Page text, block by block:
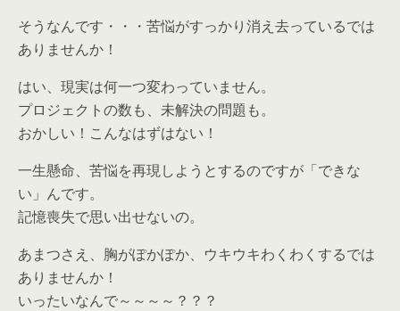
そうなんです・・・苦悩がすっかり消え去っているでは
ありませんか！
はい、現実は何一つ変わっていません。
プロジェクトの数も、未解決の問題も。
おかしい！こんなはずはない！
一生懸命、苦悩を再現しようとするのですが「できな
い」んです。
記憶喪失で思い出せないの。
あまつさえ、胸がぽかぽか、ウキウキわくわくするでは
ありませんか！
いったいなんで～～～～？？？